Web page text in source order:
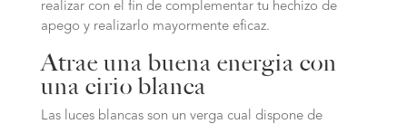
realizar con el fin de complementar tu hechizo de
apego y realizarlo mayormente eficaz.
Atrae una buena energia con
una cirio blanca
Las luces blancas son un verga cual dispone de